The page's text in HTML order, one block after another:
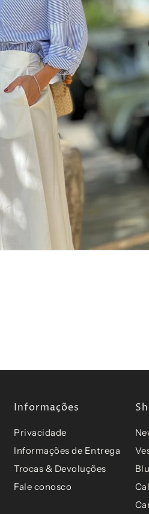
Informações
Privacidade
Informações de Entrega
Trocas & Devoluções
Fale conosco